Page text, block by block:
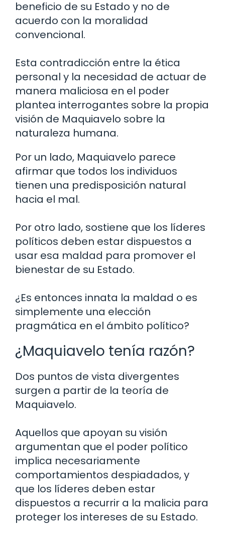
beneficio de su Estado y no de
acuerdo con la moralidad
convencional.
Esta contradicción entre la ética
personal y la necesidad de actuar de
manera maliciosa en el poder
plantea interrogantes sobre la propia
visión de Maquiavelo sobre la
naturaleza humana.
Por un lado, Maquiavelo parece
afirmar que todos los individuos
tienen una predisposición natural
hacia el mal.
Por otro lado, sostiene que los líderes
políticos deben estar dispuestos a
usar esa maldad para promover el
bienestar de su Estado.
¿Es entonces innata la maldad o es
simplemente una elección
pragmática en el ámbito político?
¿Maquiavelo tenía razón?
Dos puntos de vista divergentes
surgen a partir de la teoría de
Maquiavelo.
Aquellos que apoyan su visión
argumentan que el poder político
implica necesariamente
comportamientos despiadados, y
que los líderes deben estar
dispuestos a recurrir a la malicia para
proteger los intereses de su Estado.